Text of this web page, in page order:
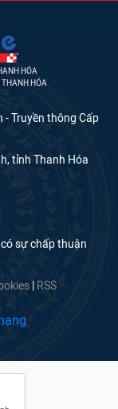
HÓA
THANH HÓA
- Truyền thông Cấp
tỉnh Thanh Hóa
sự chấp thuận
RSS